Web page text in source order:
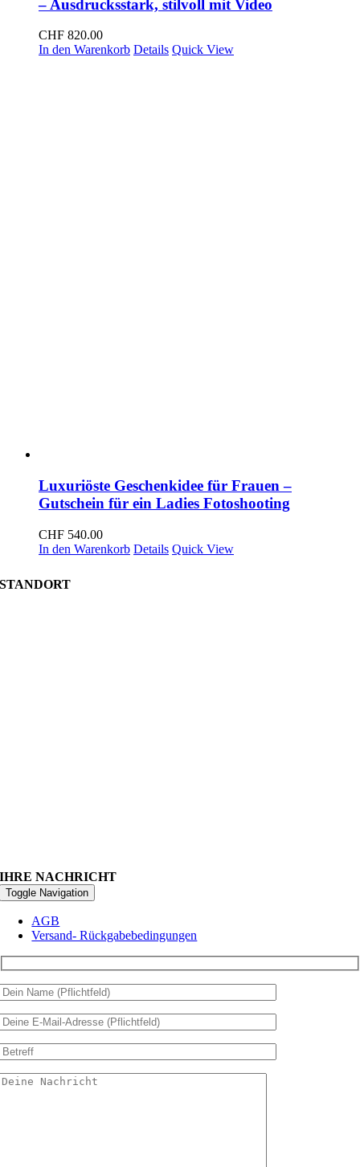
– Ausdrucksstark, stilvoll mit Video
CHF 820.00
In den Warenkorb Details Quick View
Luxuriöste Geschenkidee für Frauen –
Gutschein für ein Ladies Fotoshooting
CHF 540.00
In den Warenkorb Details Quick View
STANDORT
IHRE NACHRICHT
Toggle Navigation
AGB
Versand- Rückgabebedingungen